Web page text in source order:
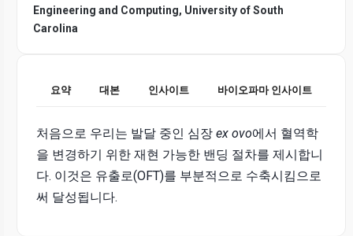
Engineering and Computing, University of South
Carolina
요약 대본 인사이트 바이오파마 인사이트
처음으로 우리는 발달 중인 심장 ex ovo에서 혈역학
을 변경하기 위한 재현 가능한 밴딩 절차를 제시합니
다. 이것은 유출로(OFT)를 부분적으로 수축시킴으로
써 달성됩니다.